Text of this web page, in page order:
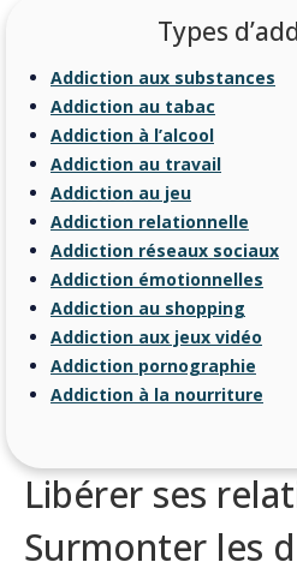
Types
Addiction aux substances
Addiction au tabac
Addiction à l’alcool
Addiction au travail
Addiction au jeu
Addiction relationnelle
Addiction réseaux sociaux
Addiction émotionnelles
Addiction au shopping
Addiction aux jeux vidéo
Addiction pornographie
Addiction à la nourriture
Libérer ses
Surmonter les